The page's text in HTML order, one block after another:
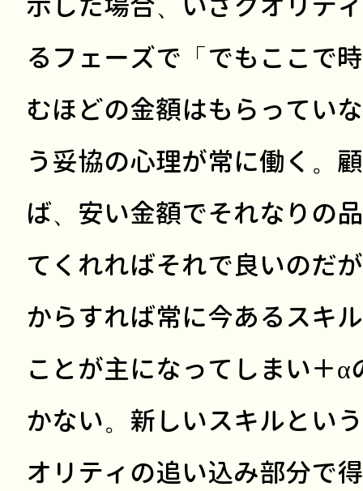
るフェーズで「でもここで
むほどの金額はもらってい
う妥協の心理が常に働く。
ば、安い金額でそれなりの
てくれればそれで良いのだ
からすれば常に今あるスキ
ことが主になってしまい＋
かない。新しいスキルとい
オリティの追い込み部分で